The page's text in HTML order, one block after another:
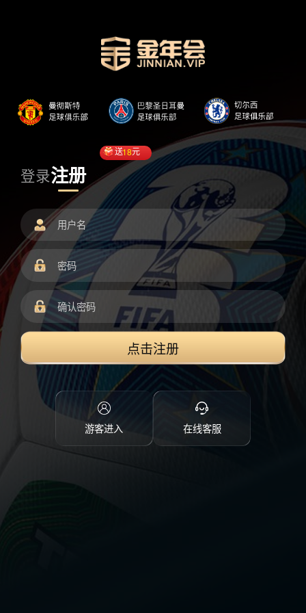
登录注册
送18元
点击注册
游客进入 在线客服